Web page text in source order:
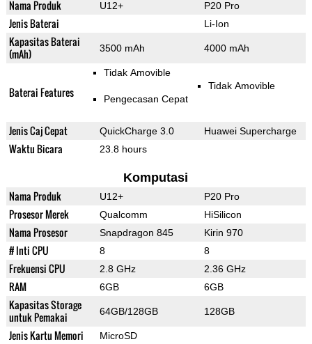
Nama Produk U12+ P20 Pro
Jenis Baterai Li-Ion
Kapasitas Baterai
(mAh)
3500 mAh 4000 mAh
Baterai Features
Tidak Amovible
Pengecasan Cepat
Tidak Amovible
Jenis Caj Cepat QuickCharge 3.0 Huawei Supercharge
Waktu Bicara 23.8 hours
Komputasi
Nama Produk U12+ P20 Pro
Prosesor Merek Qualcomm HiSilicon
Nama Prosesor Snapdragon 845 Kirin 970
# Inti CPU 8 8
Frekuensi CPU 2.8 GHz 2.36 GHz
RAM 6GB 6GB
Kapasitas Storage
untuk Pemakai
64GB/128GB 128GB
Jenis Kartu Memori MicroSD